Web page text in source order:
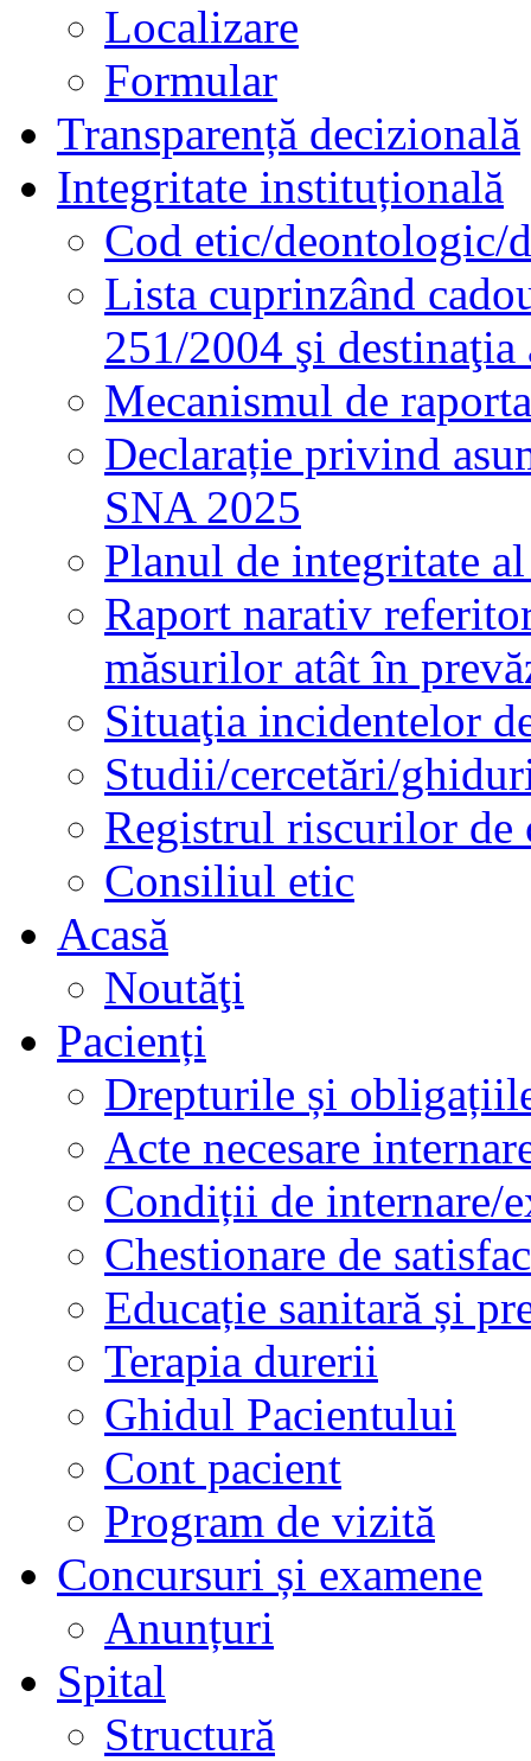
Localizare
Formular
Transparență decizională
Integritate instituțională
Cod etic/deontologic/
Lista cuprinzând
251/2004 şi destinaţia
Mecanismul de
Declarație privind
SNA 2025
Planul de integritate
Raport narativ
măsurilor atât în
Situaţia incidentelor
Studii/cercetări/
Registrul riscurilor de
Consiliul etic
Acasă
Noutăţi
Pacienți
Drepturile și
Acte necesare
Condiții de internare/
Chestionare de
Educație sanitară și
Terapia durerii
Ghidul Pacientului
Cont pacient
Program de vizită
Concursuri și examene
Anunțuri
Spital
Structură